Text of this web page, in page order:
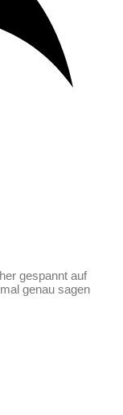
gespannt auf
genau sagen